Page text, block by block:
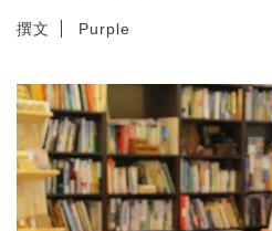
撰文 Purple